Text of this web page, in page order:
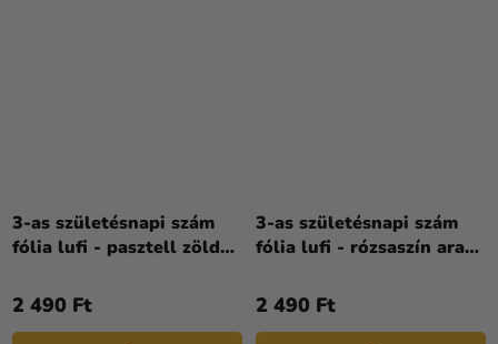
3-as születésnapi szám
fólia lufi - pasztell zöld
2 490 Ft
3-as születésnapi szám
fólia lufi - rózsaszín arany
2 490 Ft